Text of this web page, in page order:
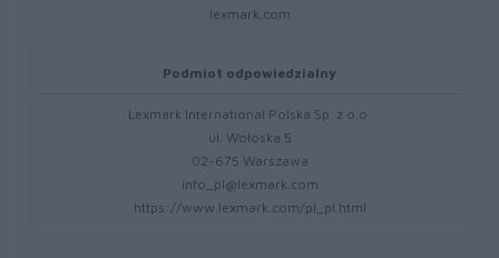
lexmark.com
Podmiot odpowiedzialny
Lexmark International Polska Sp. z o.o.
ul. Wołoska 5
02-675 Warszawa
info_pl@lexmark.com
https://www.lexmark.com/pl_pl.html